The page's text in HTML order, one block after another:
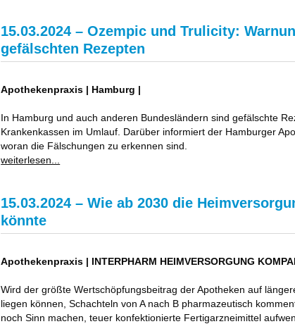
15.03.2024 – Ozempic und Trulicity:
gefälschten Rezepten
Apothekenpraxis | Hamburg |
In Hamburg und auch anderen Bundesländern sind gefälschte
Krankenkassen im Umlauf. Darüber informiert der Hamburger
woran die Fälschungen zu erkennen sind.
weiterlesen...
15.03.2024 – Wie ab 2030 die
könnte
Apothekenpraxis | INTERPHARM HEIMVERSORGUNG
Wird der größte Wertschöpfungsbeitrag der Apotheken auf
liegen können, Schachteln von A nach B pharmazeutisch
noch Sinn machen, teuer konfektionierte Fertigarzneimittel